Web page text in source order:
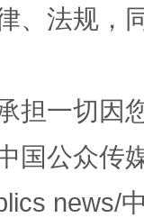
、法规，
担一切因
国公众传
news/